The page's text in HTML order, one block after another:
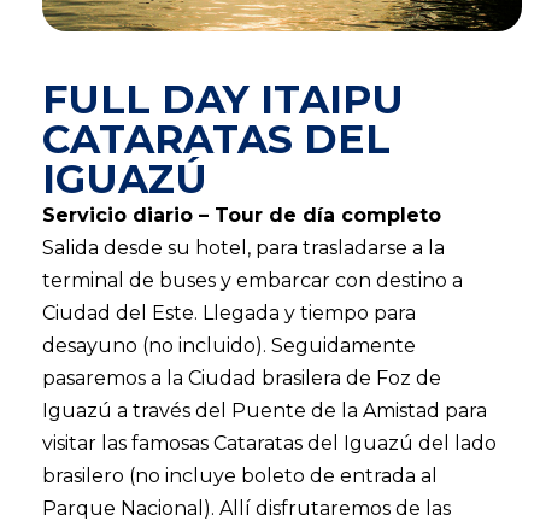
FULL DAY ITAIPU
CATARATAS DEL
IGUAZÚ
Servicio diario – Tour de día completo
Salida desde su hotel, para trasladarse a la
terminal de buses y embarcar con destino a
Ciudad del Este. Llegada y tiempo para
desayuno (no incluido). Seguidamente
pasaremos a la Ciudad brasilera de Foz de
Iguazú a través del Puente de la Amistad para
visitar las famosas Cataratas del Iguazú del lado
brasilero (no incluye boleto de entrada al
Parque Nacional). Allí disfrutaremos de las